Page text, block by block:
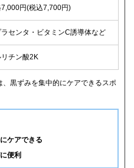
円(税込7,700円)
センタ・ビタミンC誘導体など
チン酸2K
黒ずみを集中的にケアできるスポ
ケアできる
便利